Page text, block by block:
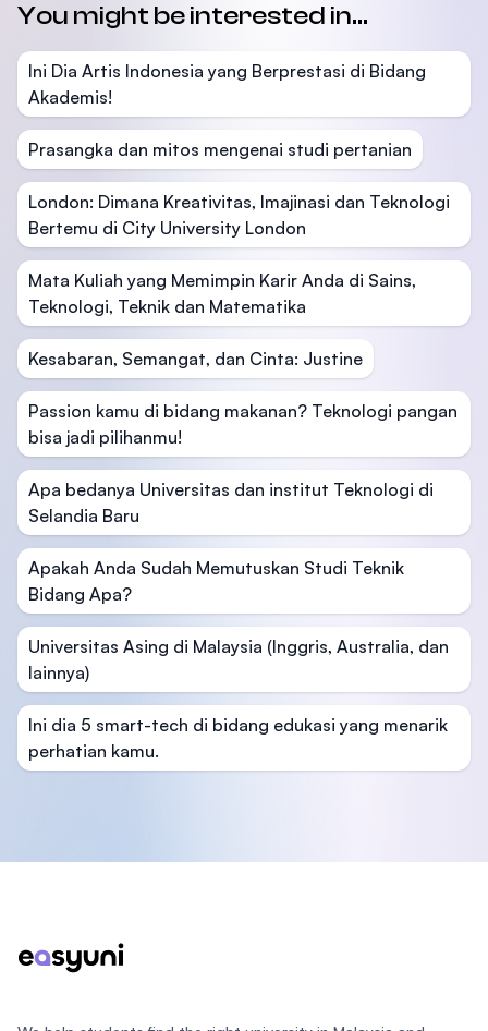
You might be interested in...
Ini Dia Artis Indonesia yang Berprestasi di Bidang
Akademis!
Prasangka dan mitos mengenai studi pertanian
London: Dimana Kreativitas, Imajinasi dan Teknologi
Bertemu di City University London
Mata Kuliah yang Memimpin Karir Anda di Sains,
Teknologi, Teknik dan Matematika
Kesabaran, Semangat, dan Cinta: Justine
Passion kamu di bidang makanan? Teknologi pangan
bisa jadi pilihanmu!
Apa bedanya Universitas dan institut Teknologi di
Selandia Baru
Apakah Anda Sudah Memutuskan Studi Teknik
Bidang Apa?
Universitas Asing di Malaysia (Inggris, Australia, dan
lainnya)
Ini dia 5 smart-tech di bidang edukasi yang menarik
perhatian kamu.